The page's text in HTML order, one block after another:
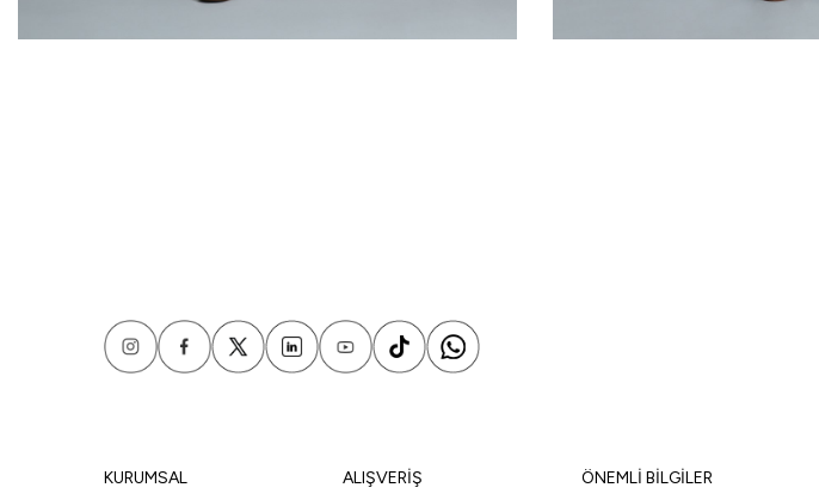
KURUMSAL ALIŞVERİŞ ÖNEMLİ BİLGİLER